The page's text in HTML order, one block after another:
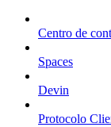
Centro de
Spaces
Devin
Protocolo